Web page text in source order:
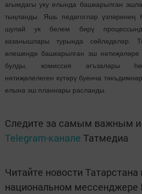
агымдагы уку елында башкарылган
тыңланды. Яшь педагоглар үзләренең
шулай ук белем бирү
казанышлары турында сөйләделәр.
өлешендә башкарылган эш
булды, комиссия әгъзалары
нәтиҗәлелеген күтәрү буенча
елына эш планнары расланды.
Следите за самым важным
Telegram-канале Татмедиа
Читайте новости Татарстана
национальном мессенджере